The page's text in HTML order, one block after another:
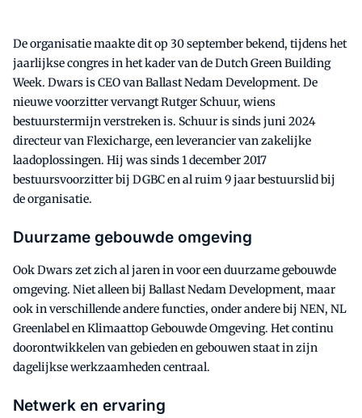
De organisatie maakte dit op 30 september bekend, tijdens het
jaarlijkse congres in het kader van de Dutch Green Building
Week. Dwars is CEO van Ballast Nedam Development. De
nieuwe voorzitter vervangt Rutger Schuur, wiens
bestuurstermijn verstreken is. Schuur is sinds juni 2024
directeur van Flexicharge, een leverancier van zakelijke
laadoplossingen. Hij was sinds 1 december 2017
bestuursvoorzitter bij DGBC en al ruim 9 jaar bestuurslid bij
de organisatie.
Duurzame gebouwde omgeving
Ook Dwars zet zich al jaren in voor een duurzame gebouwde
omgeving. Niet alleen bij Ballast Nedam Development, maar
ook in verschillende andere functies, onder andere bij NEN, NL
Greenlabel en Klimaattop Gebouwde Omgeving. Het continu
doorontwikkelen van gebieden en gebouwen staat in zijn
dagelijkse werkzaamheden centraal.
Netwerk en ervaring